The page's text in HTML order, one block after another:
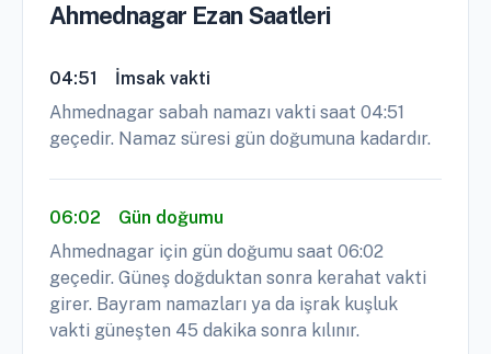
Ahmednagar Ezan Saatleri
04:51
İmsak vakti
Ahmednagar sabah namazı vakti saat 04:51
geçedir. Namaz süresi gün doğumuna kadardır.
06:02
Gün doğumu
Ahmednagar için gün doğumu saat 06:02
geçedir. Güneş doğduktan sonra kerahat vakti
girer. Bayram namazları ya da işrak kuşluk
vakti güneşten 45 dakika sonra kılınır.